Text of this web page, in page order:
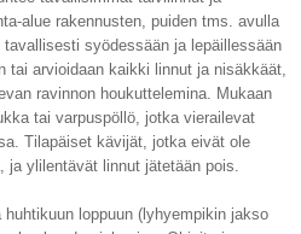
alue rakennusten, puiden tms. avulla
syödessään ja lepäillessään
tai arvioidaan kaikki linnut ja nisäkkäät,
ravinnon houkuttelemina. Mukaan
tai varpuspöllö, jotka vierailevat
Tilapäiset kävijät, jotka eivät ole
ja ylilentävät linnut jätetään pois.
loppuun (lyhyempikin jakso